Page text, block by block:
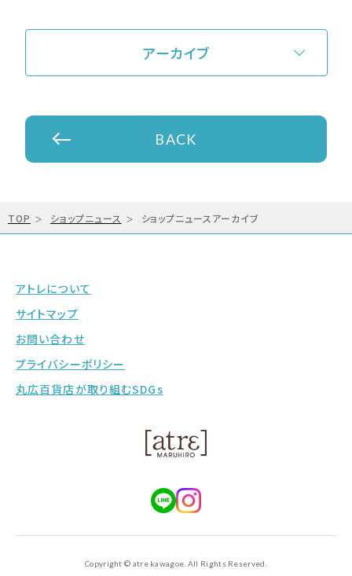
アーカイブ
BACK
TOP ショップニュース ショップニュースアーカイブ
アトレについて
サイトマップ
お問い合わせ
プライバシーポリシー
丸広百貨店が取り組むSDGs
Copyright © atre kawagoe. All Rights Reserved.